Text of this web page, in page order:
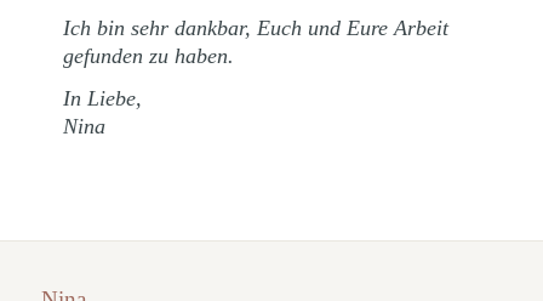
Ich bin sehr dankbar, Euch und Eure Arbeit
gefunden zu haben.
In Liebe,
Nina